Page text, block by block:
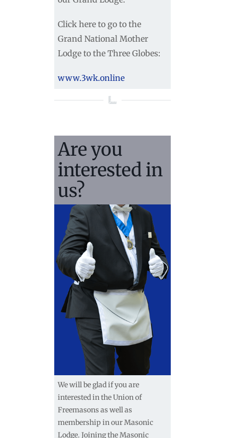
Click here to go to the
Grand National Mother
Lodge to the Three Globes:
www.3wk.online
Are you
interested in
us?
We will be glad if you are
interested in the Union of
Freemasons as well as
membership in our Masonic
Lodge. Joining the Masonic